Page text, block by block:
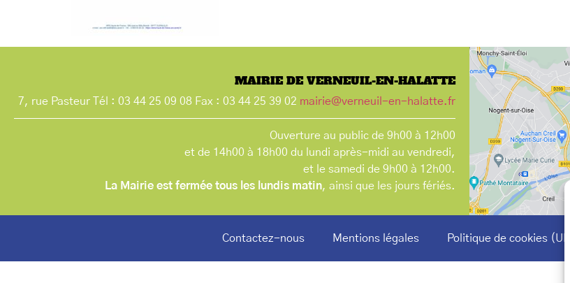
MAIRIE DE VERNEUIL-EN-HALATTE
7, rue Pasteur Tél : 03 44 25 09 08 Fax : 03 44 25 39 02 mairie@verneuil-en-halatte.fr
Ouverture au public de 9h00 à 12h00
et de 14h00 à 18h00 du lundi après-midi au vendredi,
et le samedi de 9h00 à 12h00.
La Mairie est fermée tous les lundis matin, ainsi que les jours fériés.
Contactez-nous Mentions légales Politique de cookies (UE)